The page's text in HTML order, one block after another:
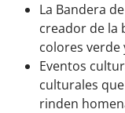
La Bandera
creador de la
colores verde
Eventos
culturales
rinden